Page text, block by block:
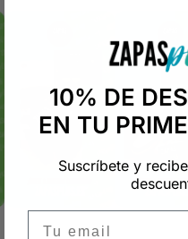
10% DE
EN TU
Suscríbete y